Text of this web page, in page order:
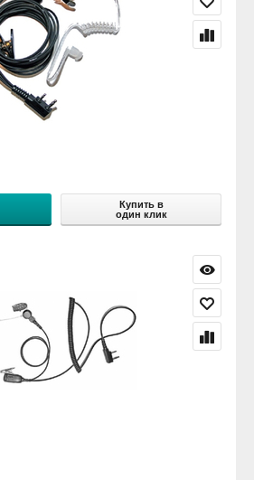
Купить в
один клик